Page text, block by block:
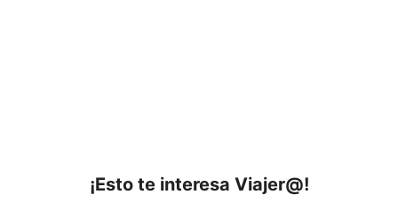
¡Esto te interesa Viajer@!